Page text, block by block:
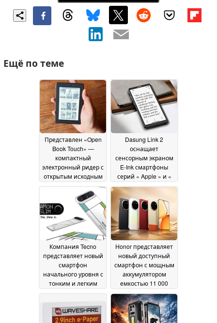
Ещё по теме
Представлен «Open
Book Touch» —
компактный
электронный ридер с
открытым исходным
Dasung Link 2
оснащает
сенсорным экраном
E-Ink смартфоны
серий « Apple » и «
Android »26 June 2026
Компания Tecno
представляет новый
смартфон
начального уровня с
тонким и легким
Honor представляет
новый доступный
смартфон с мощным
аккумулятором
емкостью 11 000
мА·ч23 June 2026